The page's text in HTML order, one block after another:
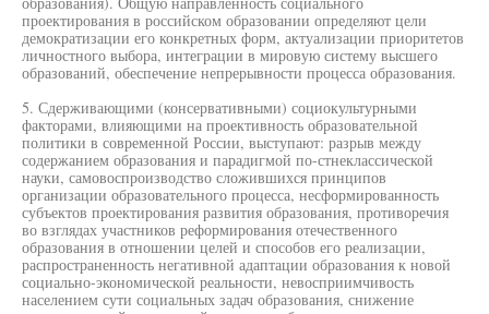
проектирования в российском образовании определяют цели
демократизации его конкретных форм, актуализации приоритетов
личностного выбора, интеграции в мировую систему высшего
образований, обеспечение непрерывности процесса образования.
5. Сдерживающими (консервативными) социокультурными
факторами, влияющими на проективность образовательной
политики в современной России, выступают: разрыв между
содержанием образования и парадигмой по-стнеклассической
науки, самовоспроизводство сложившихся принципов
организации образовательного процесса, несформированность
субъектов проектирования развития образования, противоречия
во взглядах участников реформирования отечественного
образования в отношении целей и способов его реализации,
распространенность негативной адаптации образования к новой
социально-экономической реальности, невосприимчивость
населением сути социальных задач образования, снижение